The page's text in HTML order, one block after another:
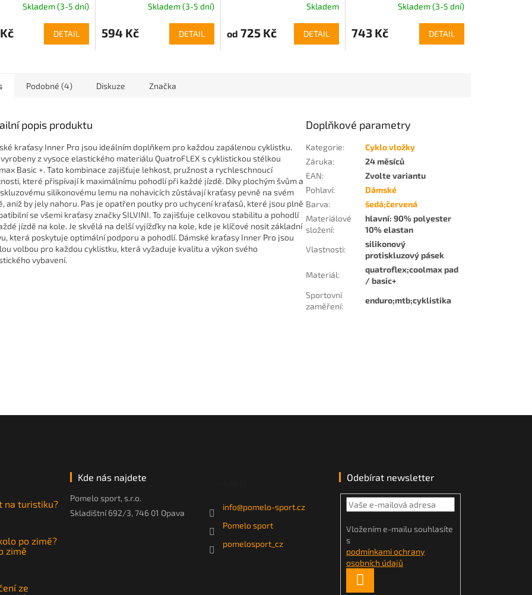
Skladem (3-5 dní)
DETAIL
Skladem (3-5 dní)
594 Kč DETAIL
Skladem
od 725 Kč DETAIL
Skladem (3-5 dní)
743 Kč DETAIL
Podobné (4) Diskuze Značka
popis produktu
kraťasy Inner Pro jsou ideálním doplňkem pro každou zapálenou cyklistku.
vyrobeny z vysoce elastického materiálu QuatroFLEX s cyklistickou stélkou
Basic +. Tato kombinace zajišťuje lehkost, pružnost a rychleschnoucí
které přispívají k maximálnímu pohodlí při každé jízdě. Díky plochým švům a
silikonovému lemu na nohavicích zůstávají kraťasy pevně na svém
aniž by jely nahoru. Pas je opatřen poutky pro uchycení kraťasů, které jsou plně
se všemi kraťasy značky SILVINI. To zajišťuje celkovou stabilitu a pohodlí
jízdě na kole. Je skvělá na delší vyjížďky na kole, kde je klíčové nosit základní
která poskytuje optimální podporu a pohodlí. Dámské kraťasy Inner Pro jsou
volbou pro každou cyklistku, která vyžaduje kvalitu a výkon svého
vybavení.
Doplňkové parametry
Kategorie:
Cyklo vložky
Záruka:
24 měsíců
EAN:
Zvolte variantu
Pohlaví:
Dámské
Barva:
šedá;červená
Materiálové
složení:
hlavní: 90% polyester
10% elastan
Vlastnosti:
silikonový
protiskluzový pásek
Materiál:
quatroflex;coolmax pad
/ basic+
Sportovní
zaměření:
enduro;mtb;cyklistika
na turistiku?
po zimě?
zimě
ze
Kde nás najdete
Pomelo sport, s.r.o.
Skladištní 692/3, 746 01 Opava
info@pomelo-sport.cz
Pomelo sport
pomelosport_cz
Odebírat newsletter
Vložením e-mailu souhlasíte
s
podmínkami ochrany
osobních údajů
SE